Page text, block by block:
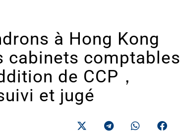
à Hong Kong
cabinets comptables
de CCP，
et jugé